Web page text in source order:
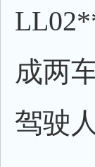
成两
驾驶